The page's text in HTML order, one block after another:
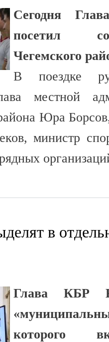
Сегодня
посетил
Чегемского
В поездке
местной
Юра
министр
в
Глава КБР
которого